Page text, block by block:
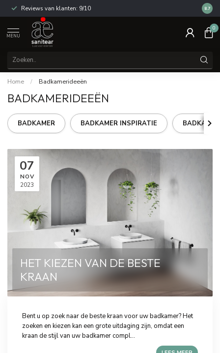
Reviews van klanten: 9/10 14
8.7
MENU
0
Home / Badkamerideeën
BADKAMERIDEEËN
BADKAMER BADKAMER INSPIRATIE
07
NOV
2023
HET KIEZEN VAN DE BESTE
KRAAN
Bent u op zoek naar de beste kraan voor uw badkamer? Het
zoeken en kiezen kan een grote uitdaging zijn, omdat een
kraan de stijl van uw badkamer compl...